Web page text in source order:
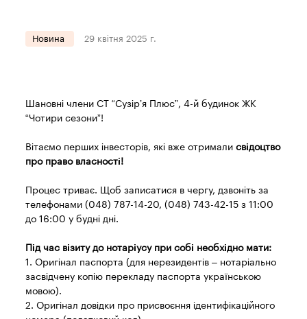
Новина 29 квітня 2025 г.
Шановні члени СТ “Сузір’я Плюс”, 4-й будинок ЖК
“Чотири сезони”!
Вітаємо перших інвесторів, які вже отрималисвідоцтво
про право власності!
Процес триває. Щоб записатися в чергу, дзвоніть за
телефонами (048) 787-14-20, (048) 743-42-15 з 11:00
до 16:00 у будні дні.
Під час візиту до нотаріусу при собі необхідно мати:
1. Оригінал паспорта (для нерезидентів – нотаріально
засвідчену копію перекладу паспорта українською
мовою).
2. Оригінал довідки про присвоєння ідентифікаційного